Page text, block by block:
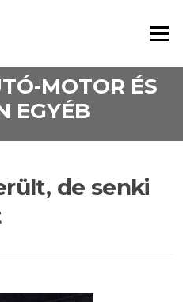
Menü
MOTOR ÉS
EGYÉB
de senki